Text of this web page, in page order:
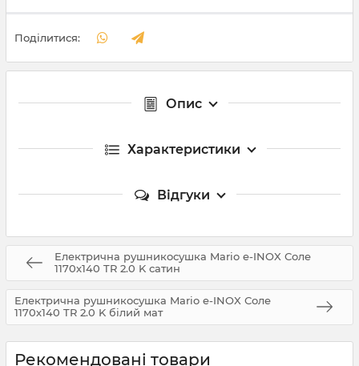
Поділитися:
Опис
Характеристики
Відгуки
Електрична рушникосушка Mario e-INOX Соле
1170х140 TR 2.0 K сатин
Електрична рушникосушка Mario e-INOX Соле
1170х140 TR 2.0 K білий мат
Рекомендовані товари